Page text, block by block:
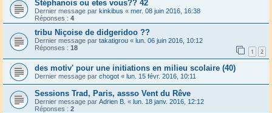
Stéphanois ou etes vous?? 42
Dernier message par kinkibus « mer. 08 juin 2016, 16:38
Réponses : 4
tribu Niçoise de didgeridoo ??
Dernier message par takatigrou « lun. 06 juin 2016, 10:12
Réponses : 18 1 2
des motiv' pour une initiations en milieu scolaire (40)
Dernier message par chogot « lun. 15 févr. 2016, 10:11
Sessions Trad, Paris, assso Vent du Rêve
Dernier message par Adrien B. « lun. 18 janv. 2016, 12:12
Réponses : 2